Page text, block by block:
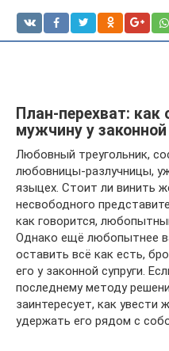
План-перехват: как
мужчину у законной
Любовный треугольник,
любовницы-разлучницы,
языцех. Стоит ли винить
несвободного
как говорится,
Однако ещё любопытнее
оставить всё как есть,
его у законной супруги.
последнему методу
заинтересует, как увести
удержать его рядом с